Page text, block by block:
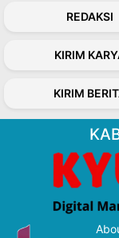
REDAKSI
KIRIM
KIRIM